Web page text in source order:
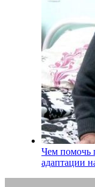
Чем помочь
адаптации